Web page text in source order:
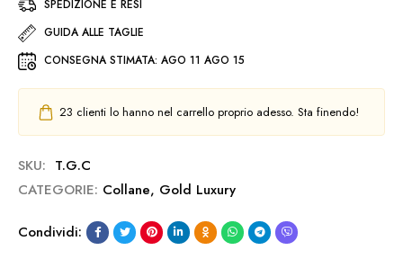
SPEDIZIONE E RESI
GUIDA ALLE TAGLIE
CONSEGNA STIMATA: AGO 11 AGO 15
23 clienti lo hanno nel carrello proprio adesso. Sta finendo!
SKU: T.G.C
CATEGORIE: Collane, Gold Luxury
Condividi: